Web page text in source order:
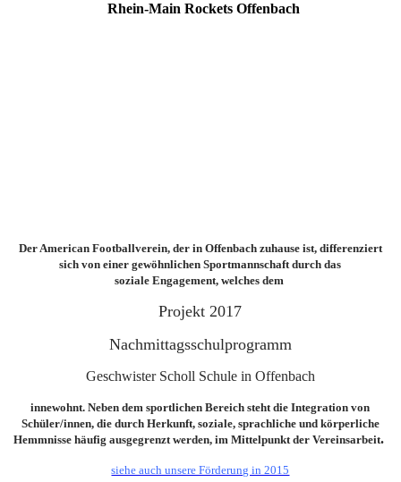
Rhein-Main Rockets Offenbach
Der American Footballverein, der in Offenbach zuhause ist, differenziert
sich von einer gewöhnlichen Sportmannschaft durch das
soziale Engagement, welches dem
Projekt 2017
Nachmittagsschulprogramm
Geschwister Scholl Schule in Offenbach
innewohnt. Neben dem sportlichen Bereich steht die Integration von
Schüler/innen, die durch Herkunft, soziale, sprachliche und körperliche
Hemmnisse häufig ausgegrenzt werden, im Mittelpunkt der Vereinsarbeit.
siehe auch unsere Förderung in 2015